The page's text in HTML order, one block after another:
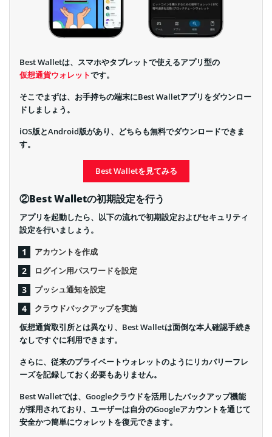
Best Walletは、スマホやタブレットで使えるアプリ型の
仮想通貨ウォレットです。
そこでまずは、お手持ちの端末にBest Walletアプリをダウンロー
ドしましょう。
iOS版とAndroid版があり、どちらも無料でダウンロードできま
す。
Best Walletを見てみる
②Best Walletの初期設定を行う
アプリを起動したら、以下の流れで初期設定およびセキュリティ
設定を行いましょう。
アカウントを作成
ログイン用パスワードを設定
プッシュ通知を設定
クラウドバックアップを実施
仮想通貨取引所とは異なり、Best Walletは面倒な本人確認手続き
なしですぐに利用できます。
さらに、従来のプライベートウォレットのようにリカバリーフレ
ーズを記録しておく必要もありません。
Best Walletでは、Googleクラウドを活用したバックアップ機能
が採用されており、ユーザーは自分のGoogleアカウントを通じて
安全かつ簡単にウォレットを復元できます。